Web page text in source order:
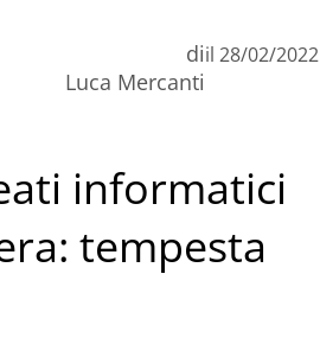
di
Luca Mercanti
il 28/02/2022
informatici
tempesta